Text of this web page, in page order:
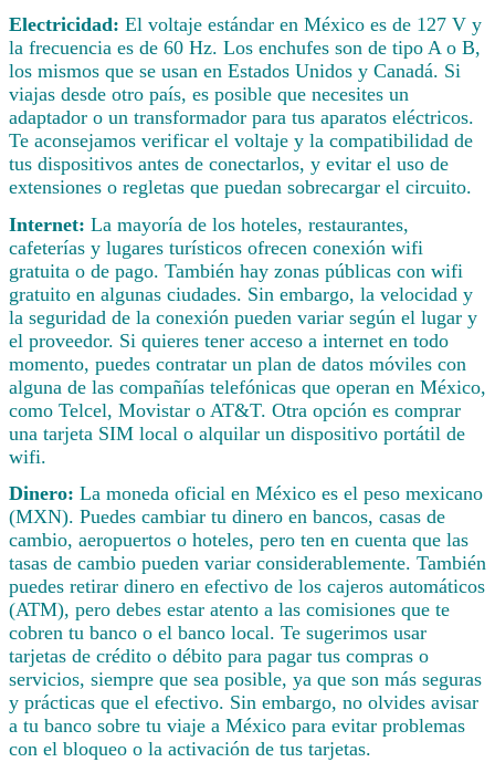
Electricidad: El voltaje estándar en México es de 127 V y
la frecuencia es de 60 Hz. Los enchufes son de tipo A o B,
los mismos que se usan en Estados Unidos y Canadá. Si
viajas desde otro país, es posible que necesites un
adaptador o un transformador para tus aparatos eléctricos.
Te aconsejamos verificar el voltaje y la compatibilidad de
tus dispositivos antes de conectarlos, y evitar el uso de
extensiones o regletas que puedan sobrecargar el circuito.
Internet: La mayoría de los hoteles, restaurantes,
cafeterías y lugares turísticos ofrecen conexión wifi
gratuita o de pago. También hay zonas públicas con wifi
gratuito en algunas ciudades. Sin embargo, la velocidad y
la seguridad de la conexión pueden variar según el lugar y
el proveedor. Si quieres tener acceso a internet en todo
momento, puedes contratar un plan de datos móviles con
alguna de las compañías telefónicas que operan en México,
como Telcel, Movistar o AT&T. Otra opción es comprar
una tarjeta SIM local o alquilar un dispositivo portátil de
wifi.
Dinero: La moneda oficial en México es el peso mexicano
(MXN). Puedes cambiar tu dinero en bancos, casas de
cambio, aeropuertos o hoteles, pero ten en cuenta que las
tasas de cambio pueden variar considerablemente. También
puedes retirar dinero en efectivo de los cajeros automáticos
(ATM), pero debes estar atento a las comisiones que te
cobren tu banco o el banco local. Te sugerimos usar
tarjetas de crédito o débito para pagar tus compras o
servicios, siempre que sea posible, ya que son más seguras
y prácticas que el efectivo. Sin embargo, no olvides avisar
a tu banco sobre tu viaje a México para evitar problemas
con el bloqueo o la activación de tus tarjetas.